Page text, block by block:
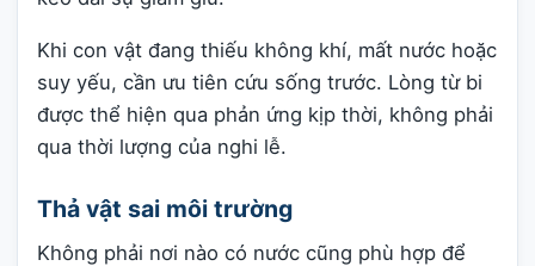
Khi con vật đang thiếu không khí, mất nước hoặc
suy yếu, cần ưu tiên cứu sống trước. Lòng từ bi
được thể hiện qua phản ứng kịp thời, không phải
qua thời lượng của nghi lễ.
Thả vật sai môi trường
Không phải nơi nào có nước cũng phù hợp để